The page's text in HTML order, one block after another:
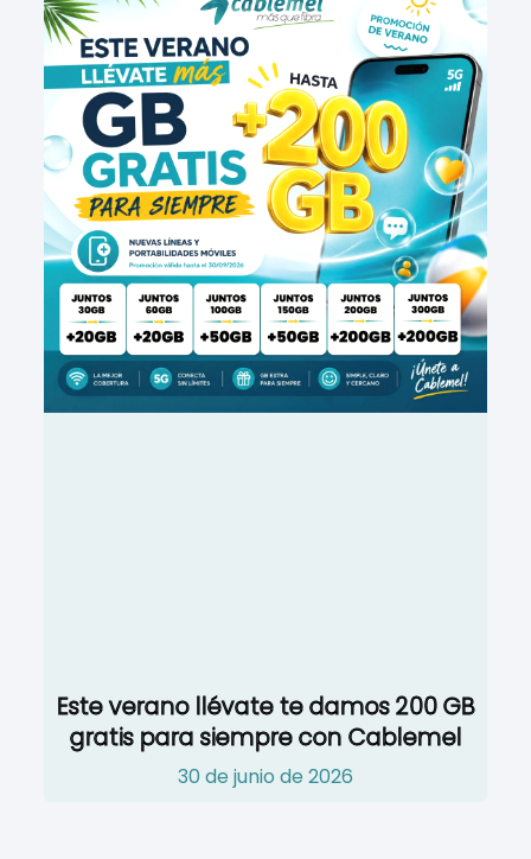
Este verano llévate te damos 200 GB
gratis para siempre con Cablemel
30 de junio de 2026